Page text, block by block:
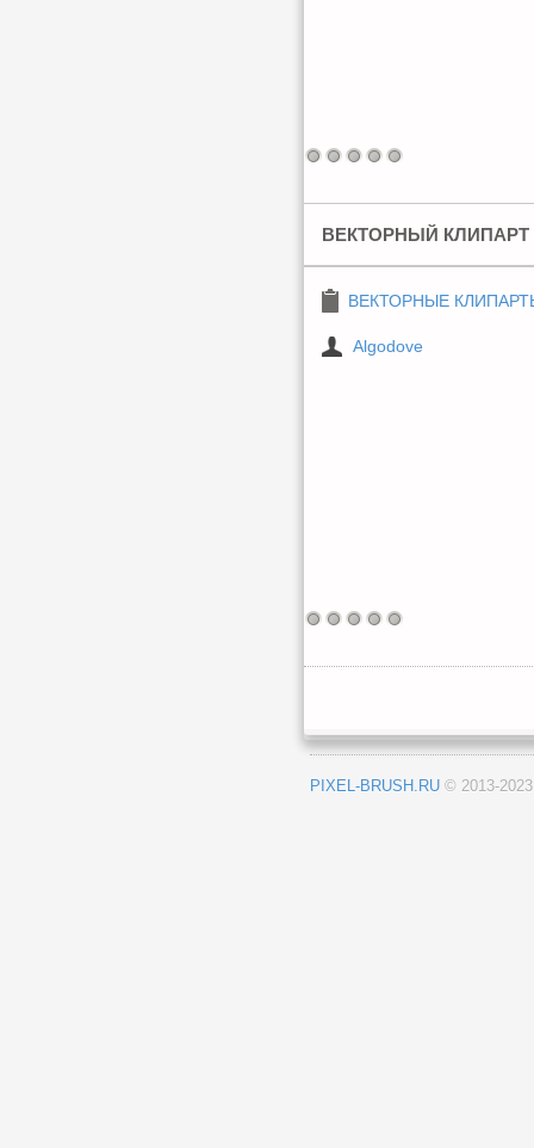
ВЕКТОРНЫЙ КЛИПАРТ
ВЕКТОРНЫЕ
Algodove
PIXEL-BRUSH.RU © 2013-